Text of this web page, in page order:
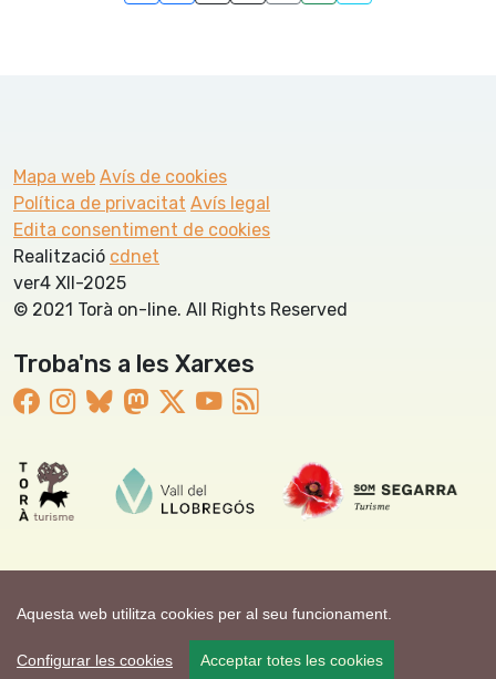
Aquesta web utilitza cookies per al seu funcionament.
Configurar les cookies Acceptar totes les cookies
Mapa web Avís de cookies
Política de privacitat Avís legal
Edita consentiment de cookies
Realització cdnet
ver4 XII-2025
© 2021 Torà on-line. All Rights Reserved
Troba'ns a les Xarxes